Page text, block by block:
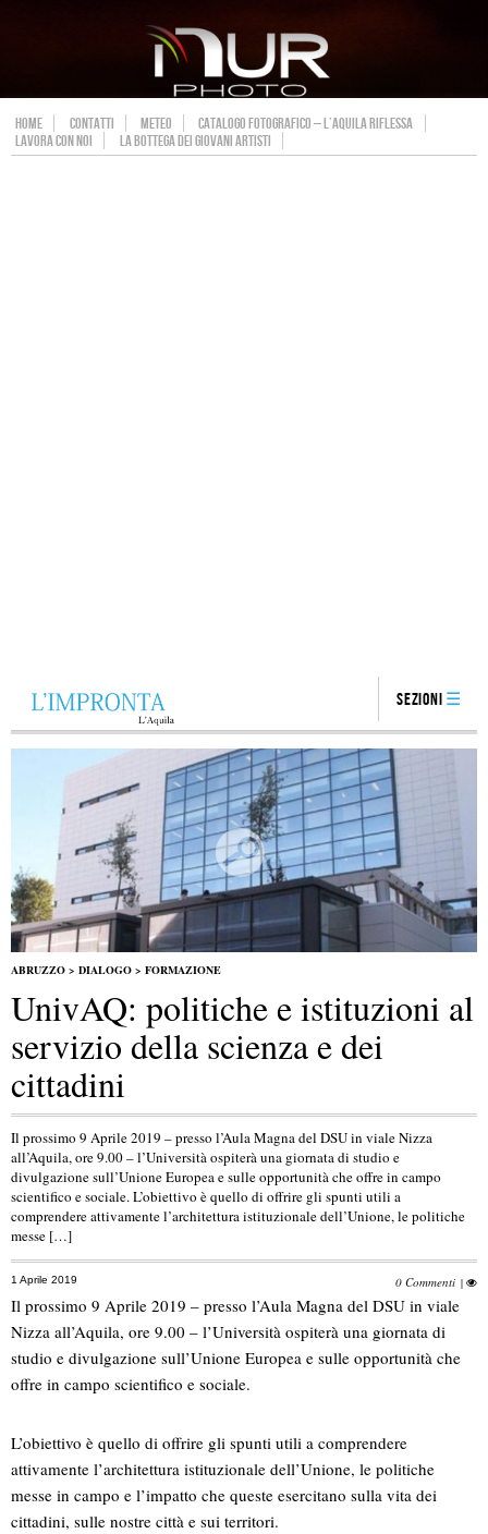
HOME CONTATTI METEO
CATALOGO FOTOGRAFICO – L’AQUILA RIFLESSA
LAVORA CON NOI
LA BOTTEGA DEI GIOVANI ARTISTI
Sezioni
ABRUZZO > DIALOGO > FORMAZIONE
UnivAQ: politiche e istituzioni al
servizio della scienza e dei
cittadini
Il prossimo 9 Aprile 2019 – presso l’Aula Magna del DSU in viale Nizza
all’Aquila, ore 9.00 – l’Università ospiterà una giornata di studio e
divulgazione sull’Unione Europea e sulle opportunità che offre in campo
scientifico e sociale. L’obiettivo è quello di offrire gli spunti utili a
comprendere attivamente l’architettura istituzionale dell’Unione, le politiche
messe […]
1 Aprile 2019 0 Commenti |
Il prossimo 9 Aprile 2019 – presso l’Aula Magna del DSU in viale
Nizza all’Aquila, ore 9.00 – l’Università ospiterà una giornata di
studio e divulgazione sull’Unione Europea e sulle opportunità che
offre in campo scientifico e sociale.
L’obiettivo è quello di offrire gli spunti utili a comprendere
attivamente l’architettura istituzionale dell’Unione, le politiche
messe in campo e l’impatto che queste esercitano sulla vita dei
cittadini, sulle nostre città e sui territori.